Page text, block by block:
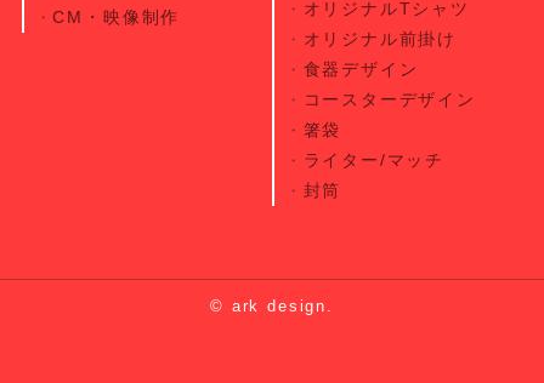
CM・映像制作
オリジナルTシャツ
オリジナル前掛け
食器デザイン
コースターデザイン
箸袋
ライター/マッチ
封筒
© ark design.